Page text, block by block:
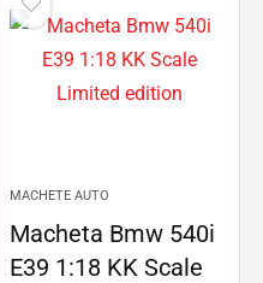
MACHETE AUTO
Macheta Bmw 540i
E39 1:18 KK Scale